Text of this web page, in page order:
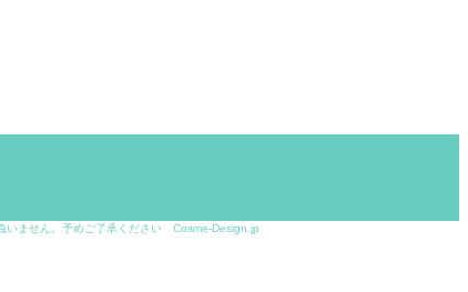
いません。予めご了承ください Cosme-Design.jp